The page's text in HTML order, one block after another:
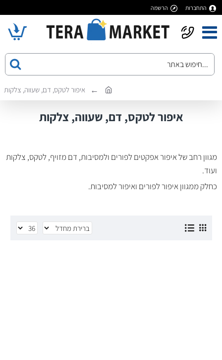
התחברות הרשמה
איפור לטקס, דם, שעווה, צלקות
איפור לטקס, דם, שעווה, צלקות
מגוון רחב של איפור אפקטים לפורים ולמסיבות, דם מזויף, לטקס, צלקות
ועוד.
כחלק ממגוון איפור לפורים ואיפור למסיבות.